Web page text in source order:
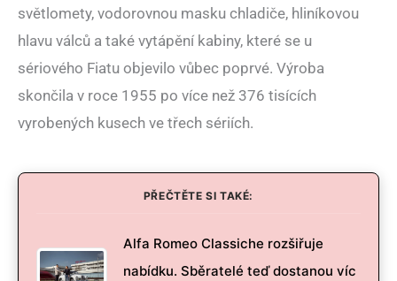
světlomety, vodorovnou masku chladiče, hliníkovou
hlavu válců a také vytápění kabiny, které se u
sériového Fiatu objevilo vůbec poprvé. Výroba
skončila v roce 1955 po více než 376 tisících
vyrobených kusech ve třech sériích.
PŘEČTĚTE SI TAKÉ:
Alfa Romeo Classiche rozšiřuje
nabídku. Sběratelé teď dostanou víc